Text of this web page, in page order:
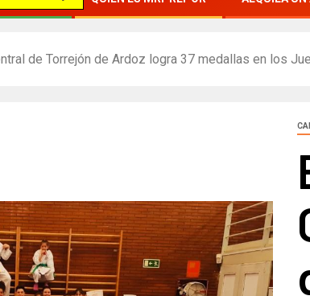
de Torrejón de Ardoz logra 37 medallas en los